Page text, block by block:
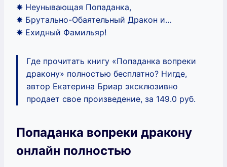
✸ Неунывающая Попаданка,
✸ Брутально-Обаятельный Дракон и…
✸ Ехидный Фамильяр!
Где прочитать книгу «Попаданка вопреки
дракону» полностью бесплатно? Нигде,
автор Екатерина Бриар эксклюзивно
продает свое произведение, за 149.0 руб.
Попаданка вопреки дракону
онлайн полностью